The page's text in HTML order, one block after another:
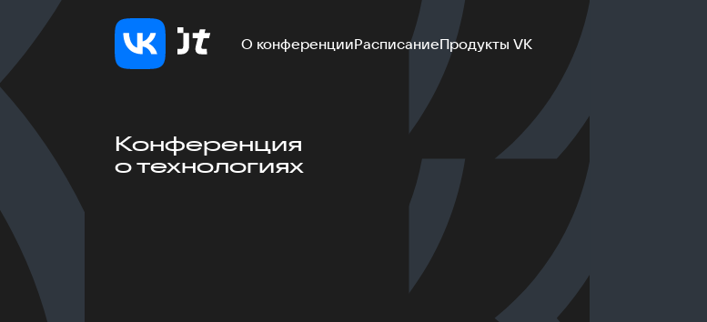
О конференцииРасписаниеПродукты VK
Конференция
о технологиях